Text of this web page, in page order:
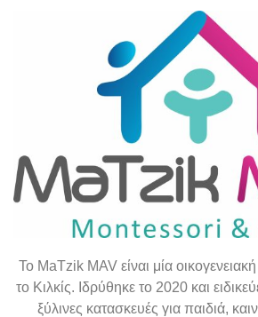
To MaTzik MAVείναι μία
το Κιλκίς. Ιδρύθηκε το 2020 και
ξύλινες κατασκευές για παιδιά,